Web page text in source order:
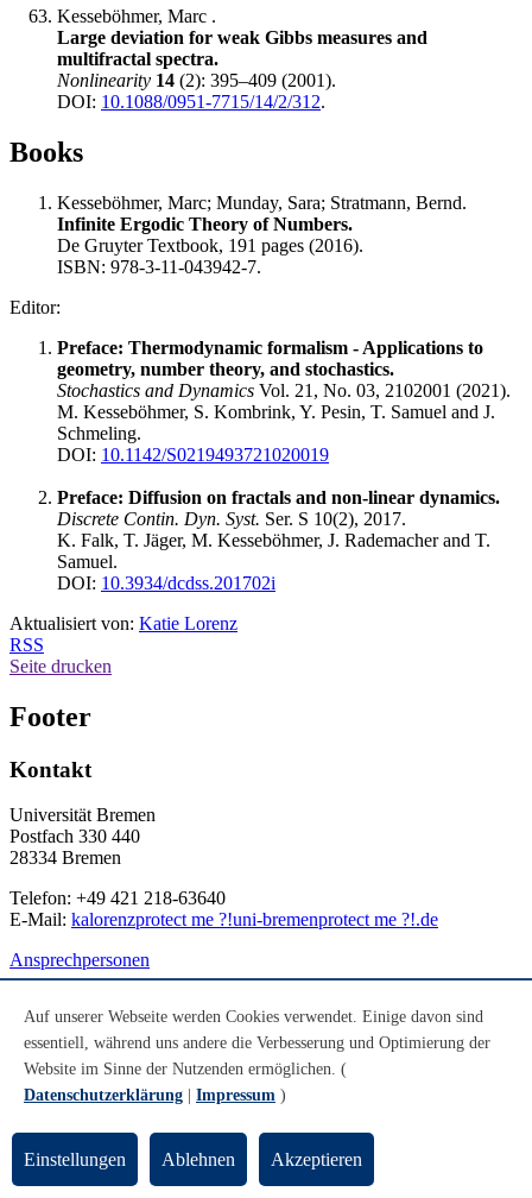
Kesseböhmer, Marc .
Large deviation for weak Gibbs measures and
multifractal spectra.
Nonlinearity 14 (2): 395‍–409 (2001).
DOI: 10.1088/0951-7715/14/2/312.
Books
Kesseböhmer, Marc; Munday, Sara; Stratmann, Bernd.
Infinite Ergodic Theory of Numbers.
De Gruyter Textbook, 191 pages (2016).
ISBN: 978-3-11-043942-7.
Editor:
Preface: Thermodynamic formalism - Applications to
geometry, number theory, and stochastics.
Stochastics and Dynamics Vol. 21, No. 03, 2102001 (2021).
M. Kesseböhmer, S. Kombrink, Y. Pesin, T. Samuel and J.
Schmeling.
DOI: 10.1142/S0219493721020019
Preface: Diffusion on fractals and non-linear dynamics.
Discrete Contin. Dyn. Syst. Ser. S 10(2), 2017.
K. Falk, T. Jäger, M. Kesseböhmer, J. Rademacher and T.
Samuel.
DOI: 10.3934/dcdss.201702i
Aktualisiert von: Katie Lorenz
RSS
Seite drucken
Footer
Kontakt
Universität Bremen
Postfach 330 440
28334 Bremen
Telefon: +49 421 218-63640
E-Mail: kalorenzprotect me ?!uni-bremenprotect me ?!.de
Ansprechpersonen
Allgemeines
Impressum
Datenschutz
Notfall
DGS
Social Media
Auf unserer Webseite werden Cookies verwendet. Einige davon sind
essentiell, während uns andere die Verbesserung und Optimierung der
Website im Sinne der Nutzenden ermöglichen. (
Datenschutzerklärung
Impressum )
Einstellungen Ablehnen Akzeptieren